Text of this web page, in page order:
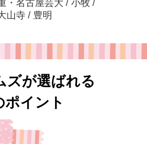
・名古屋芸大 / 小牧 /
山寺 / 豊明
ズが選ばれる
ポイント